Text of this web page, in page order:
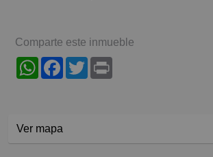
Comparte este inmueble
WhatsAppFacebook
Twitter
Ver mapa